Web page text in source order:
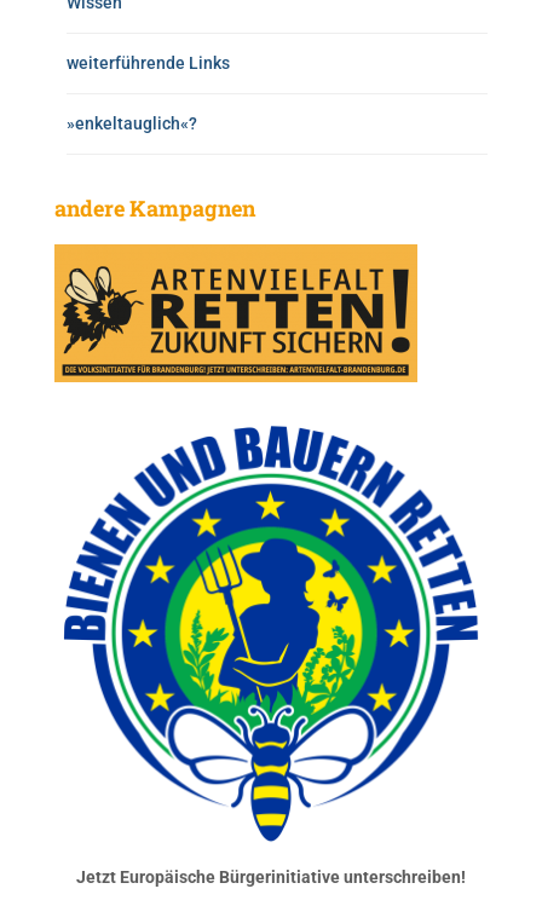
weiterführende Links
»enkeltauglich«?
andere Kampagnen
Jetzt Europäische Bürgerinitiative unterschreiben!